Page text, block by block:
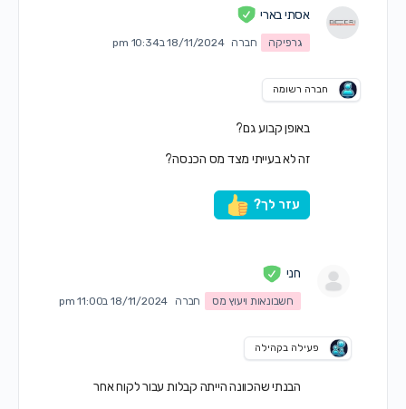
אסתי בארי
גרפיקה חברה 18/11/2024 ב10:34 pm
חברה רשומה
באופן קבוע גם?
זה לא בעייתי מצד מס הכנסה?
עזר לך?
חני
חשבונאות ויעוץ מס חברה 18/11/2024 ב11:00 pm
פעילה בקהילה
הבנתי שהכוונה הייתה קבלות עבור לקוח אחר